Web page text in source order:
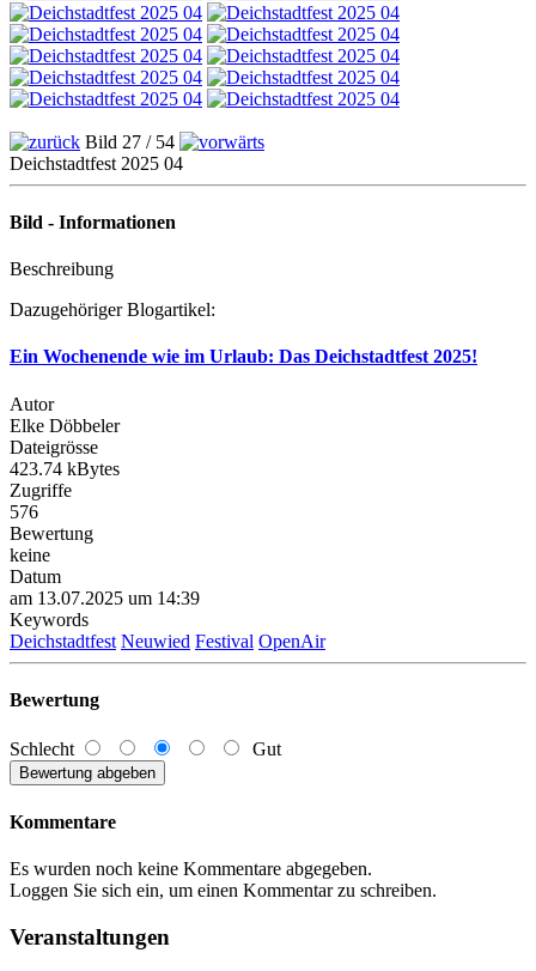
Bild 27 / 54
Deichstadtfest 2025 04
Bild - Informationen
Beschreibung
Dazugehöriger Blogartikel:
Ein Wochenende wie im Urlaub: Das Deichstadtfest 2025!
Autor
Elke Döbbeler
Dateigrösse
423.74 kBytes
Zugriffe
576
Bewertung
keine
Datum
am 13.07.2025 um 14:39
Keywords
Deichstadtfest Neuwied Festival OpenAir
Bewertung
Schlecht Gut
Kommentare
Es wurden noch keine Kommentare abgegeben.
Loggen Sie sich ein, um einen Kommentar zu schreiben.
Veranstaltungen